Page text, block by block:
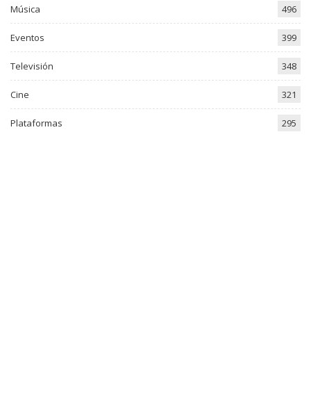
Música 496
Eventos 399
Televisión 348
Cine 321
Plataformas 295